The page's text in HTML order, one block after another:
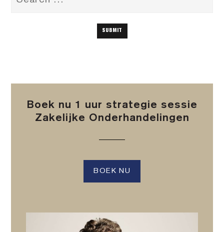
Boek nu 1 uur strategie sessie
Zakelijke Onderhandelingen
BOEK NU